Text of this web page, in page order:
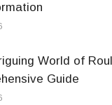
World of
Guide